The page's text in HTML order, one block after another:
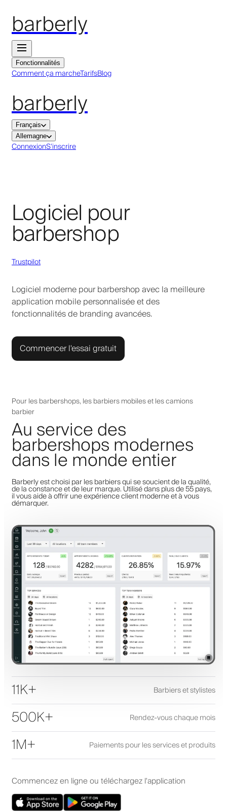
barberly
Fonctionnalités
Comment ça marcheTarifsBlog
barberly
Français
Allemagne
ConnexionS'inscrire
Logiciel pour
barbershop
Trustpilot
Logiciel moderne pour barbershop avec la meilleure
application mobile personnalisée et des
fonctionnalités de branding avancées.
Commencer l'essai gratuit
Pour les barbershops, les barbiers mobiles et les camions
barbier
Au service des
barbershops modernes
dans le monde entier
Barberly est choisi par les barbiers qui se soucient de la qualité,
de la constance et de leur marque. Utilisé dans plus de 55 pays,
il vous aide à offrir une expérience client moderne et à vous
démarquer.
11K+ Barbiers et stylistes
500K+ Rendez-vous chaque mois
1M+ Paiements pour les services et produits
Commencez en ligne ou téléchargez l'application